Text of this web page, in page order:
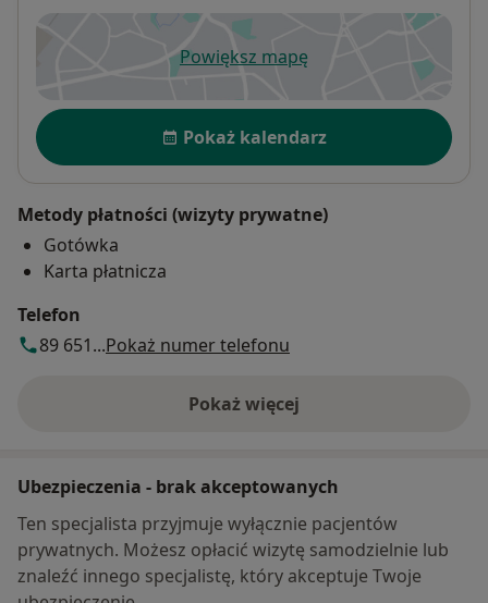
Powiększ mapęotwiera się w nowej karcie
Dostępność
Pokaż kalendarz
Metody płatności (wizyty prywatne)
Gotówka
Karta płatnicza
Telefon
89 651...Pokaż numer telefonu
Pokaż więcej
o adresie
Ubezpieczenia - brak akceptowanych
Ten specjalista przyjmuje wyłącznie pacjentów
prywatnych. Możesz opłacić wizytę samodzielnie lub
znaleźć innego specjalistę, który akceptuje Twoje